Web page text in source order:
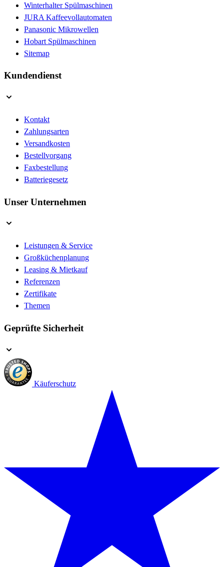
Winterhalter Spülmaschinen
JURA Kaffeevollautomaten
Panasonic Mikrowellen
Hobart Spülmaschinen
Sitemap
Kundendienst
Kontakt
Zahlungsarten
Versandkosten
Bestellvorgang
Faxbestellung
Batteriegesetz
Unser Unternehmen
Leistungen & Service
Großküchenplanung
Leasing & Mietkauf
Referenzen
Zertifikate
Themen
Geprüfte Sicherheit
Käuferschutz